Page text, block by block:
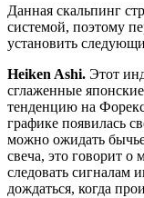
Данная скальпинг
системой, поэтому
установить
Heiken Ashi. Этот
сглаженные
тенденцию на
графике появилась
можно ожидать
свеча, это говорит
следовать сигналам
дождаться, когда